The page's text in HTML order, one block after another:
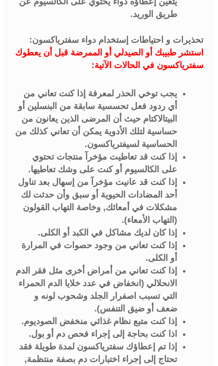
طريق الوريد.
تحذيرات و احتياطات إستخدام دواء سفترياكسون:
استشر طبيبك أو الصيدلي أو الممرضة قبل أن يعطوك
سفترياكسون في الحالات الآتية:
يجب توخي الحذر لمعرفة إذا كنت تعاني من
أي ردود فعل تحسسية سابقة من البنسلين أو
البيتالاكتام حيث أن المرضى الذين يعانون من
حساسية لتلك الأدوية يمكن أن تعاني كذلك من
الحساسية لسيفترياكسون.
إذا كنت قد تعاطيت مؤخرآ منتجات تحتوي
على الكالسيوم أو كنت على وشك تعاطيها.
إذا كنت قد عانيت مؤخرآ من إسهال بعد تناول
أحد المضادات الحيوية أو سبق وأن حدثت لك
مشكلات في أمعائك, وخاصة التهاب القولون
(التهاب الأمعاء).
إذا كان لديك مشاكل في الكبد أو الكلى.
إذا كنت تعاني من وجود حصوات في المرارة
أو الكلى.
إذا كنت تعاني من أمراض أخرى مثل فقر الدم
الانحلالي (انخفاض في عدد خلايا الدم الحمراء
التي تسبب اصفرار الجلد وشحوب لونه و
ضعف أو ضيق التنفس).
إذا كنت متبع نظام غذائي منخفض الصوديوم.
اذا كنت بحاجة إلى إجراء فحص دم أو بول.
إذا تم إعطاؤك سفترياكسون لمدة طويلة فقد
تحتاج إلى إجراء اختبارات دم بصفة منتظمة,